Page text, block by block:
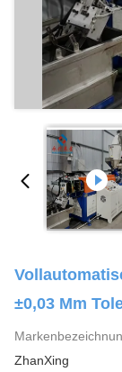
±0,03 Mm
ZhanXing